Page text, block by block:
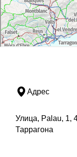
Адрес
Улица, Palau, 1,
Таррагона